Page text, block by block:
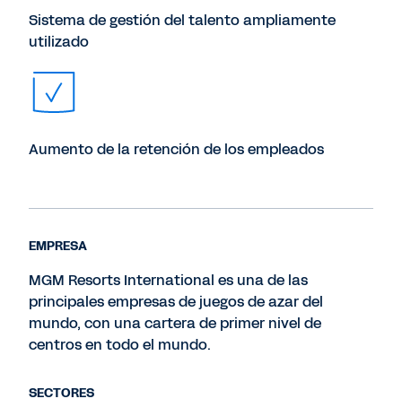
Sistema de gestión del talento ampliamente
utilizado
Aumento de la retención de los empleados
EMPRESA
MGM Resorts International es una de las
principales empresas de juegos de azar del
mundo, con una cartera de primer nivel de
centros en todo el mundo.
SECTORES